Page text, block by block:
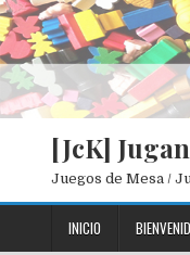
[JcK]
Juegos de Mesa /
INICIO